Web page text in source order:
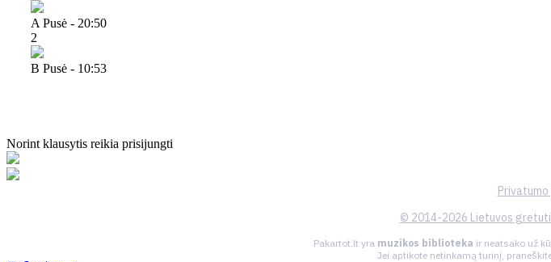
A Pusė - 20:50
2
B Pusė - 10:53
Norint klausytis reikia prisijungti
© 2014-2026 Lietuvos
Pakartot.lt yra muzikos biblioteka ir neatsako už
Jei aptikote netinkamą turinį,